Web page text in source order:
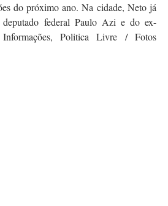
do próximo ano. Na cidade, Neto já
federal Paulo Azi e do ex-
Politica Livre / Fotos